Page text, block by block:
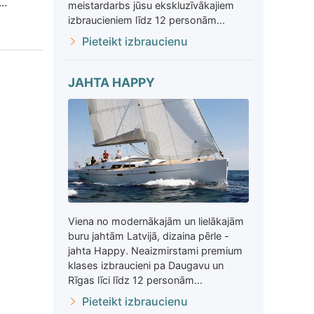
meistardarbs jūsu ekskluzīvākajiem
izbraucieniem līdz 12 personām...
Pieteikt izbraucienu
JAHTA HAPPY
Viena no modernākajām un lielākajām
buru jahtām Latvijā, dizaina pērle -
jahta Happy. Neaizmirstami premium
klases izbraucieni pa Daugavu un
Rīgas līci līdz 12 personām...
Pieteikt izbraucienu